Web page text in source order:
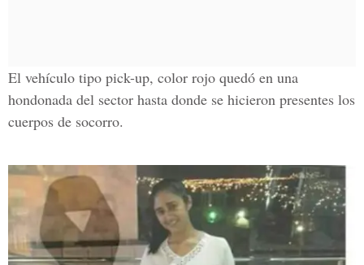
El vehículo tipo pick-up, color rojo quedó en una
hondonada del sector hasta donde se hicieron presentes los
cuerpos de socorro.